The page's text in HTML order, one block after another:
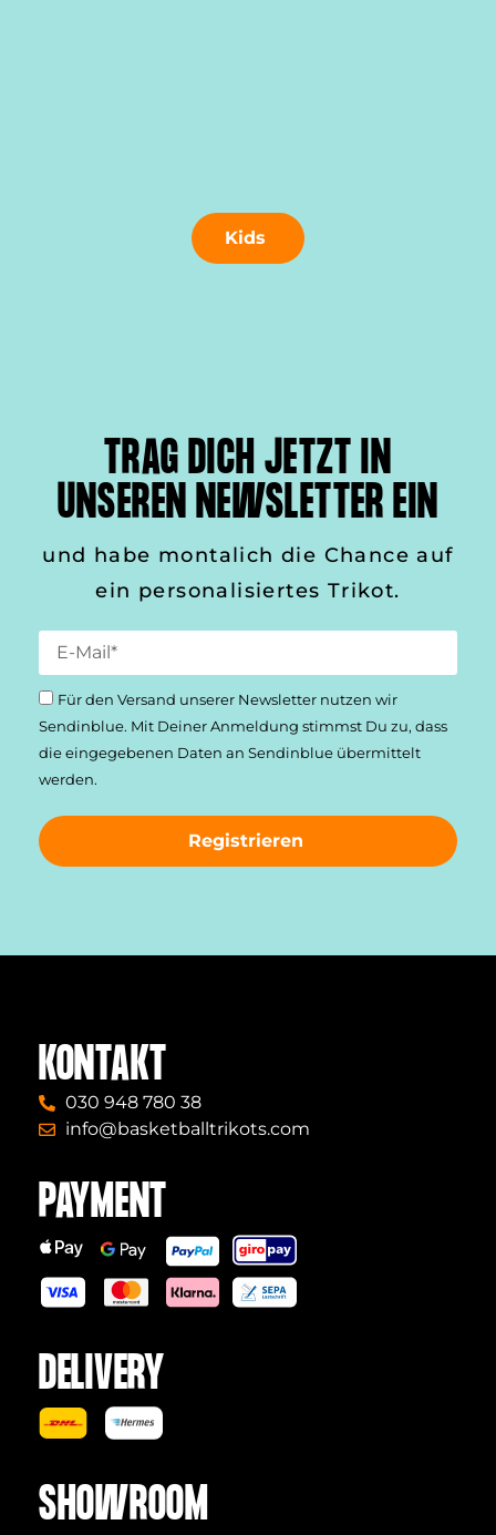
Kids
TRAG DICH JETZT IN
UNSEREN NEWSLETTER EIN
und habe montalich die Chance auf
ein personalisiertes Trikot.
Für den Versand unserer Newsletter nutzen wir
Sendinblue. Mit Deiner Anmeldung stimmst Du zu, dass
die einge­gebenen Daten an Sendinblue übermittelt
werden.
Registrieren
KONTAKT
030 948 780 38
info@basketballtrikots.com
PAYMENT
DELIVERY
SHOWROOM